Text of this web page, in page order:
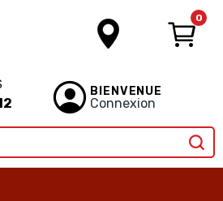
0
BIENVENUE
Connexion